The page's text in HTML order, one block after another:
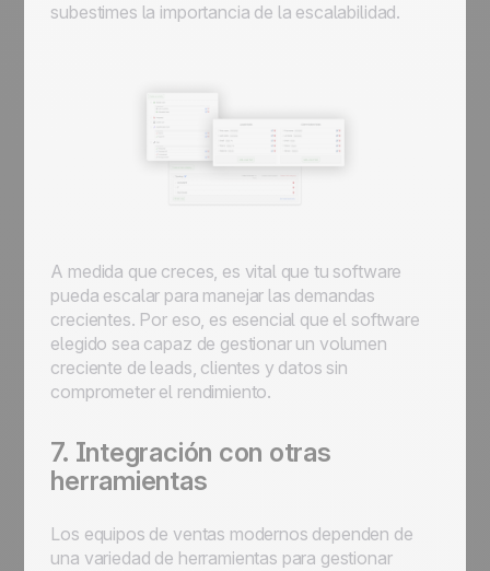
subestimes la importancia de la escalabilidad.
A medida que creces, es vital que tu software
pueda escalar para manejar las demandas
crecientes. Por eso, es esencial que el software
elegido sea capaz de gestionar un volumen
creciente de leads, clientes y datos sin
comprometer el rendimiento.
7. Integración con otras
herramientas
Los equipos de ventas modernos dependen de
una variedad de herramientas para gestionar